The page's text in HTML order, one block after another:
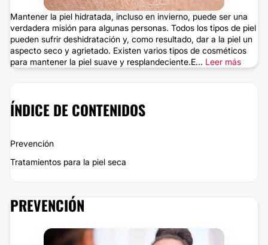
Mantener la piel hidratada, incluso en invierno, puede ser una
verdadera misión para algunas personas. Todos los tipos de piel
pueden sufrir deshidratación y, como resultado, dar a la piel un
aspecto seco y agrietado. Existen varios tipos de cosméticos
para mantener la piel suave y resplandeciente.E... Leer más
ÍNDICE DE CONTENIDOS
Prevención
Tratamientos para la piel seca
PREVENCIÓN